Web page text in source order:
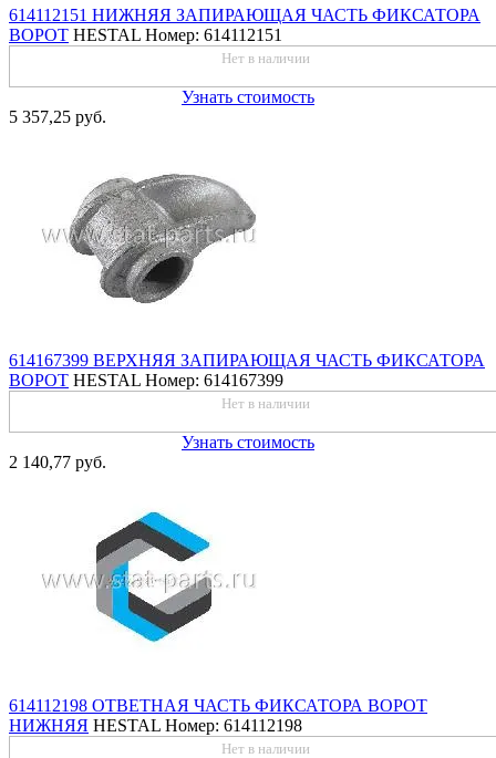
614112151 НИЖНЯЯ ЗАПИРАЮЩАЯ ЧАСТЬ ФИКСАТОРА
ВОРОТ HESTAL Номер: 614112151
Нет в наличии
Узнать стоимость
5 357,25 руб.
614167399 ВЕРХНЯЯ ЗАПИРАЮЩАЯ ЧАСТЬ ФИКСАТОРА
ВОРОТ HESTAL Номер: 614167399
Нет в наличии
Узнать стоимость
2 140,77 руб.
614112198 ОТВЕТНАЯ ЧАСТЬ ФИКСАТОРА ВОРОТ
НИЖНЯЯ HESTAL Номер: 614112198
Нет в наличии